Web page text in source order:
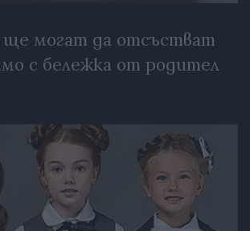
могат да отсъстват
с бележка от родител